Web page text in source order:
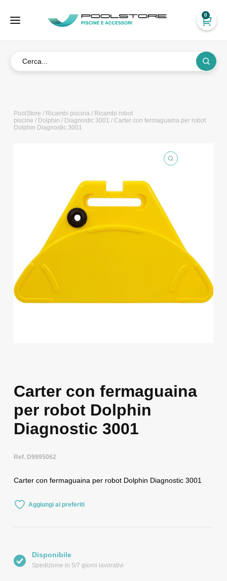
0
PoolStore / Ricambi piscina/ Ricambi robot
piscine / Dolphin / Diagnostic 3001 / Carter con fermaguaina per robot
Dolphin Diagnostic 3001
Carter con fermaguaina
per robot Dolphin
Diagnostic 3001
Ref. D9995062
Carter con fermaguaina per robot Dolphin Diagnostic 3001
Aggiungi ai preferiti
Disponibile
Spedizione in 5/7 giorni lavorativi